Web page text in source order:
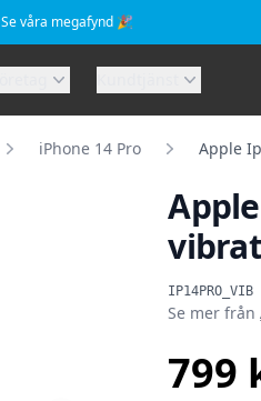
Se våra megafynd 🎉
iPhone 14 Pro Apple
IP14PRO_VIB
Se mer från
799